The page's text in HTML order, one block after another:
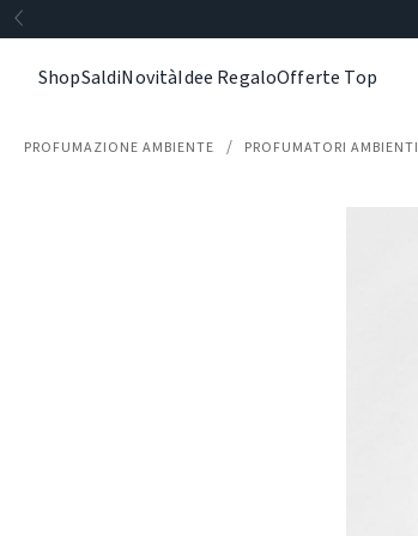
ShopSaldiNovitàIdee RegaloOfferte Top
PROFUMAZIONE AMBIENTE PROFUMATORI AMBIENTI